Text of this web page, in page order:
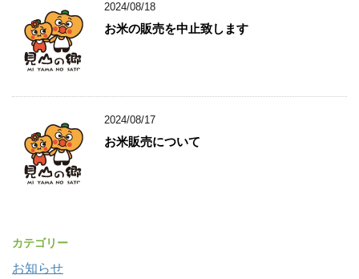
2024/08/18
お米の販売を中止致します
2024/08/17
お米販売について
カテゴリー
お知らせ